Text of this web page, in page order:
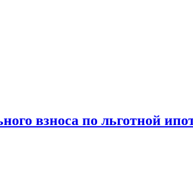
взноса по льготной